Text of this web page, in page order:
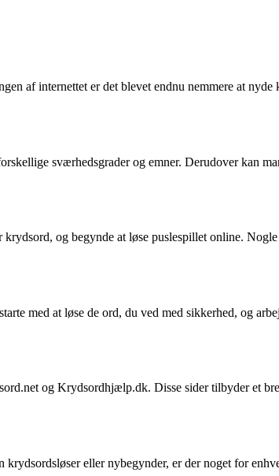
af internettet er det blevet endnu nemmere at
sværhedsgrader og emner. Derudover kan
og begynde at løse puslespillet online.
med at løse de ord, du ved med sikkerhed, og
og Krydsordhjælp.dk. Disse sider tilbyder et
eller nybegynder, er der noget for